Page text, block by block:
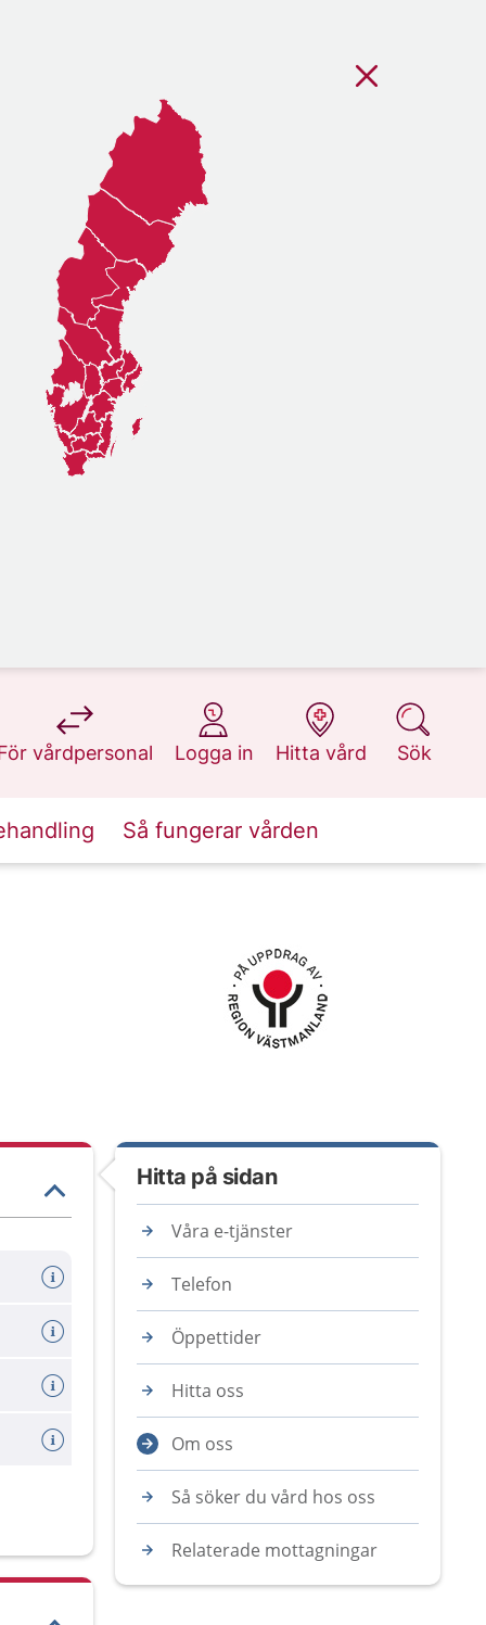
vårdpersonal
på 1177.se
Logga in
på 1177.se
Hitta vård
på 1177.se
Sök
på 1177.se
Så fungerar vården
Hitta på sidan
Våra e-tjänster
Telefon
Öppettider
Hitta oss
Om oss
Så söker du vård hos oss
Relaterade mottagningar